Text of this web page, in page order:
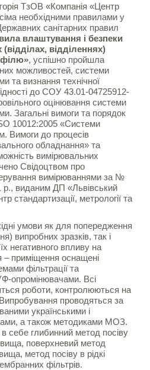
ТзОВ «Компанія «Центр
необхідними правилами у
санітарних правил
влаштування і безпеки
відділеннях)
, успішно пройшла
можливостей, системи
та визнання технічної
до СОУ 43.01-04725912-
оцінювання системи
Загальні вимоги та порядок
10012:2005 «Системи
Вимоги до процесів
обладнання» та
вимірювальних
Свідоцтвом про
вимірюваннями за №
р., виданим ДП «Львівський
стандартизації, метрології та
умови як для попередження
випробних зразків, так і
негативного впливу на
– приміщення оснащені
фільтрації та
опромінювачами. Всі
роботи, контролюються на
проводяться за
українськими і
а також методиками МОЗ.
себе глибинний метод посіву
поверхневий метод
метод посіву в рідкі
фільтрів.